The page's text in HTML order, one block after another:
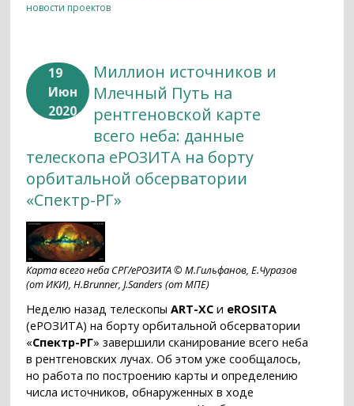
новости проектов
19
Июн
2020
Миллион источников и
Млечный Путь на
рентгеновской карте
всего неба: данные
телескопа еРОЗИТА на борту
орбитальной обсерватории
«Спектр-РГ»
Карта всего неба СРГ/еРОЗИТА © М.Гильфанов, Е.Чуразов
(от ИКИ), H.Brunner, J.Sanders (от МПЕ)
Неделю назад телескопыART-XC и eROSITA
(еРОЗИТА) на борту орбитальной обсерватории
«Спектр-РГ» завершили сканирование всего неба
в рентгеновских лучах. Об этом уже сообщалось,
но работа по построению карты и определению
числа источников, обнаруженных в ходе